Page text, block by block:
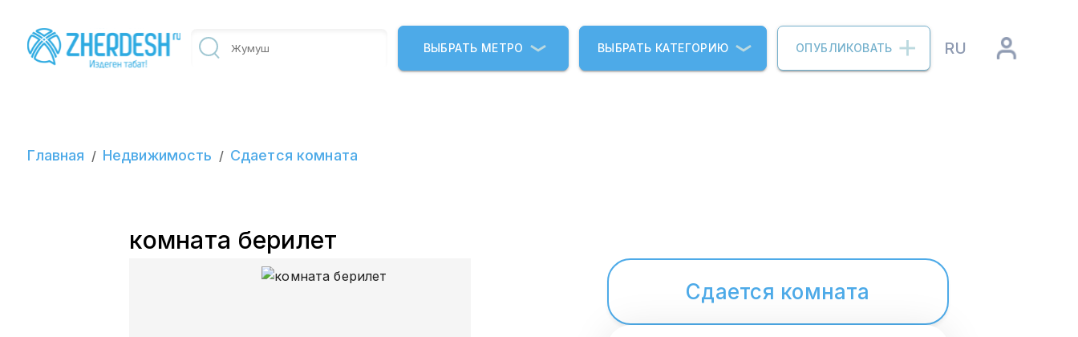
ВЫБРАТЬ МЕТРО ВЫБРАТЬ КАТЕГОРИЮ ОПУБЛИКОВАТЬ RU
Главная / Недвижимость / Сдается комната
комната берилет
Сдается комната